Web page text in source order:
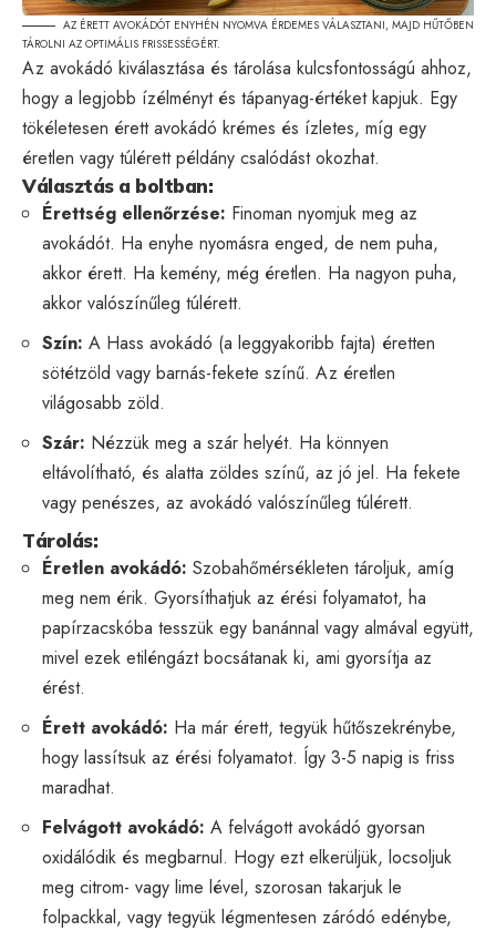
AZ ÉRETT AVOKÁDÓT ENYHÉN NYOMVA ÉRDEMES VÁLASZTANI, MAJD HŰTŐBEN
TÁROLNI AZ OPTIMÁLIS FRISSESSÉGÉRT.
Az avokádó kiválasztása és tárolása kulcsfontosságú ahhoz,
hogy a legjobb ízélményt és tápanyag-értéket kapjuk. Egy
tökéletesen érett avokádó krémes és ízletes, míg egy
éretlen vagy túlérett példány csalódást okozhat.
Választás a boltban:
Érettség ellenőrzése: Finoman nyomjuk meg az
avokádót. Ha enyhe nyomásra enged, de nem puha,
akkor érett. Ha kemény, még éretlen. Ha nagyon puha,
akkor valószínűleg túlérett.
Szín: A Hass avokádó (a leggyakoribb fajta) éretten
sötétzöld vagy barnás-fekete színű. Az éretlen
világosabb zöld.
Szár: Nézzük meg a szár helyét. Ha könnyen
eltávolítható, és alatta zöldes színű, az jó jel. Ha fekete
vagy penészes, az avokádó valószínűleg túlérett.
Tárolás:
Éretlen avokádó: Szobahőmérsékleten tároljuk, amíg
meg nem érik. Gyorsíthatjuk az érési folyamatot, ha
papírzacskóba tesszük egy banánnal vagy almával együtt,
mivel ezek etiléngázt bocsátanak ki, ami gyorsítja az
érést.
Érett avokádó: Ha már érett, tegyük hűtőszekrénybe,
hogy lassítsuk az érési folyamatot. Így 3-5 napig is friss
maradhat.
Felvágott avokádó: A felvágott avokádó gyorsan
oxidálódik és megbarnul. Hogy ezt elkerüljük, locsoljuk
meg citrom- vagy lime lével, szorosan takarjuk le
folpackkal, vagy tegyük légmentesen záródó edénybe,